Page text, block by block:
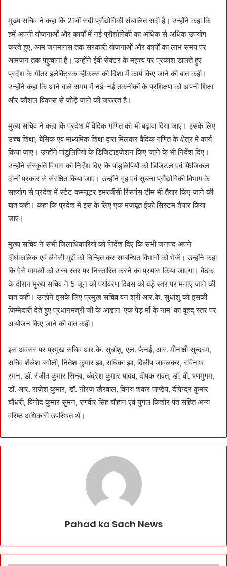
मुख्य सचिव ने कहा कि 21वीं सदी प्रौद्योगिकी संचालित सदी है। उन्होंने कहा कि
हमें अपनी योजनाओं और कार्यों में नई प्रौद्योगिकी का अधिक से अधिक उपयोग
करते हुए, आम जनमानस तक सरकारी योजनाओं और कार्यों का लाभ समय पर
आमजन तक पहुंचाना है। उन्होंने ईवी सेक्टर के महत्त्व पर प्रकाश डालते हुए
प्रदेश के भीतर इलेक्ट्रिक व्हीकल्स की दिशा में कार्य किए जाने की बात कही।
उन्होंने कहा कि आने वाले समय में नई-नई तकनीकों के प्रशिक्षण को अपनी शिक्षा
और कौशल विकास से जोड़े जाने की जरूरत है।
मुख्य सचिव ने कहा कि प्रदेश में वैदिक गणित को भी बढ़ावा दिया जाए। इसके लिए
उच्च शिक्षा, बेसिक एवं माध्यमिक शिक्षा द्वारा मिलकर वैदिक गणित के क्षेत्र में कार्य
किया जाए। उन्होंने पांडुलिपियों के डिजिटाइजेशन किए जाने के भी निर्देश दिए।
उन्होंने संस्कृति विभाग को निर्देश दिए कि पांडुलिपियों को डिजिटल एवं फिजिकल
दोनों प्रकार से संरक्षित किया जाए। उन्होंने गृह एवं सूचना प्रौद्योगिकी विभाग के
सहयोग से प्रदेश में स्टेट कम्प्यूटर इमरजेंसी रिस्पांस टीम भी तैयार किए जाने की
बात कही। कहा कि प्रदेश में इस के लिए एक मजबूत ईको सिस्टम तैयार किया
जाए।
मुख्य सचिव ने सभी जिलाधिकारियों को निर्देश दिए कि सभी जनपद अपने
दीर्घकालिक एवं लैगेसी मुद्दों को चिन्हित कर सम्बन्धित विभागों को भेजें। उन्होंने कहा
कि ऐसे मामलों को उच्च स्तर पर निस्तारित करने का प्रयास किया जाएगा। बैठक
के दौरान मुख्य सचिव ने 5 जून को पर्यावरण दिवस को बड़े स्तर पर मनाए जाने की
बात कही। उन्होंने इसके लिए प्रमुख सचिव वन श्री आर.के. सुधांशु को इसकी
जिम्मेदारी देते हुए प्रधानमंत्री जी के आह्वान ‘एक पेड़ माँ के नाम‘ का वृहद् स्तर पर
आयोजन किए जाने की बात कही।
इस अवसर पर प्रमुख सचिव आर.के. सुधांशु, एल. फैनई, आर. मीनाक्षी सुन्दरम,
सचिव शैलेश बगोली, नितेश कुमार झा, राधिका झा, दिलीप जावलकर, रविनाथ
रमन, डॉ. रंजीत कुमार सिन्हा, चंद्रेश कुमार यादव, दीपक रावत, डॉ. वी. षणमुगम,
डॉ. आर. राजेश कुमार, डॉ. नीरज खैरवाल, विनय शंकर पाण्डेय, दीपेन्द्र कुमार
चौधरी, विनोद कुमार सुमन, रणवीर सिंह चौहान एवं युगल किशोर पंत सहित अन्य
वरिष्ठ अधिकारी उपस्थित थे।
Pahad ka Sach News